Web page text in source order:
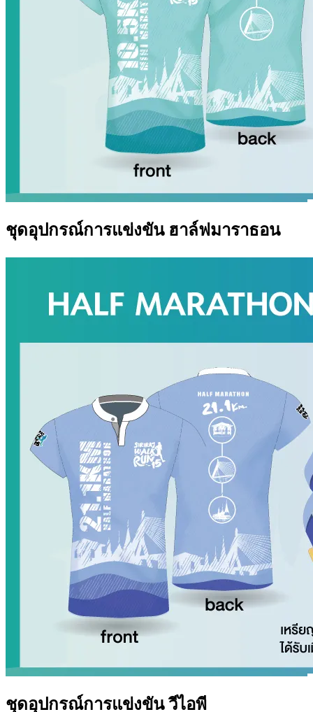
ชุดอุปกรณ์การแข่งขัน ฮาล์ฟมาราธอน
ชุดอุปกรณ์การแข่งขัน วีไอพี